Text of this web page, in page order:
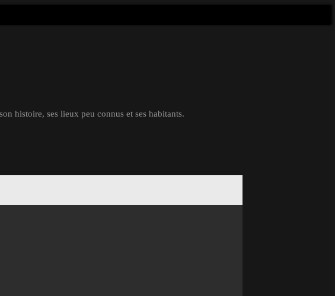
histoire, ses lieux peu connus et ses habitants.